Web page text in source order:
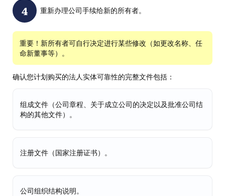
重新办理公司手续给新的所有者。
重要！新所有者可自行决定进行某些修改（如更改名称、任
命新董事等）。
确认您计划购买的法人实体可靠性的完整文件包括：
组成文件（公司章程、关于成立公司的决定以及批准公司结
构的其他文件）。
注册文件（国家注册证书）。
公司组织结构说明。